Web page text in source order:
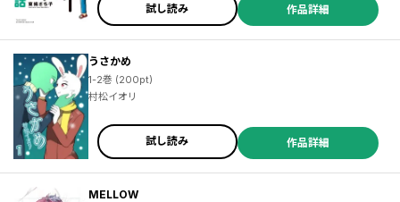
試し読み 作品詳細
うさかめ
1-2巻 (200pt)
村松イオリ
試し読み 作品詳細
MELLOW